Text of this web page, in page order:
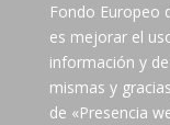
Fondo Europeo
es mejorar el
información y
mismas y
de «Presencia